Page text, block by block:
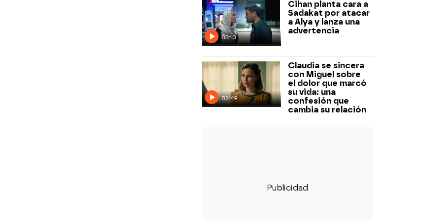
03:13
Cihan planta cara a
Sadakat por atacar
a Alya y lanza una
advertencia
02:49
Claudia se sincera
con Miguel sobre
el dolor que marcó
su vida: una
confesión que
cambia su relación